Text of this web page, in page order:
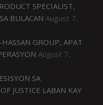
SPECIALIST,
BULACAN August 7,
GROUP, APAT
August 7,
SA
JUSTICE LABAN KAY